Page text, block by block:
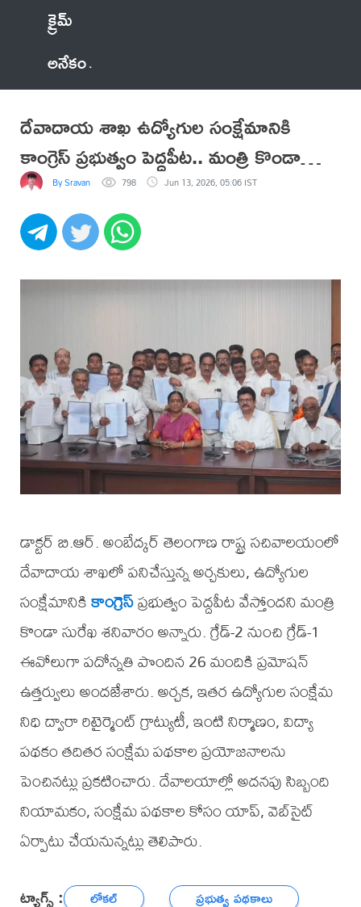
క్రైమ్
అనేకం
దేవాదాయ శాఖ ఉద్యోగుల సంక్షేమానికి
కాంగ్రెస్ ప్రభుత్వం పెద్దపీట.. మంత్రి కొండా
సురేఖBy Sravan 798 Jun 13, 2026, 05:06 IST
డాక్టర్ బి.ఆర్. అంబేద్కర్ తెలంగాణ రాష్ట్ర సచివాలయంలో
దేవాదాయ శాఖలో పనిచేస్తున్న అర్చకులు, ఉద్యోగుల
సంక్షేమానికికాంగ్రెస్ప్రభుత్వం పెద్దపీట వేస్తోందని మంత్రి
కొండా సురేఖ శనివారం అన్నారు. గ్రేడ్-2 నుంచి గ్రేడ్-1
ఈవోలుగా పదోన్నతి పొందిన 26 మందికి ప్రమోషన్
ఉత్తర్వులు అందజేశారు. అర్చక, ఇతర ఉద్యోగుల సంక్షేమ
నిధి ద్వారా రిటైర్మెంట్ గ్రాట్యుటీ, ఇంటి నిర్మాణం, విద్యా
పథకం తదితర సంక్షేమ పథకాల ప్రయోజనాలను
పెంచినట్లు ప్రకటించారు. దేవాలయాల్లో అదనపు సిబ్బంది
నియామకం, సంక్షేమ పథకాల కోసం యాప్, వెబ్‌సైట్
ఏర్పాటు చేయనున్నట్లు తెలిపారు.
ట్యాగ్స్ : లోకల్ ప్రభుత్వ పథకాలు